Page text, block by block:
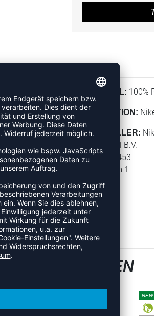
speziell für
Das
MATERIAL: 100%
KOLLEKTION:
HERSTELLER:
NIKE Retail B.V.
PO BOX 6453
Colosseum 1
1213
NEW